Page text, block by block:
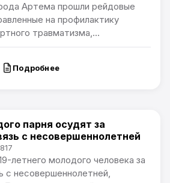
Артема прошли рейдовые
на профилактику
травматизма,...
Подробнее
парня осудят за
с несовершеннолетней
летнего молодого человека за
с несовершеннолетней,